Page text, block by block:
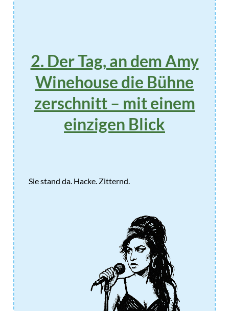
2. Der Tag, an dem Amy
Winehouse die Bühne
zerschnitt – mit einem
einzigen Blick
Sie stand da. Hacke. Zitternd.